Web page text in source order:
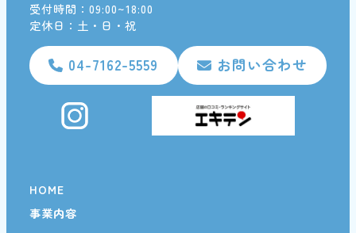
受付時間：09:00~18:00
定休日：土・日・祝
04-7162-5559 お問い合わせ
HOME
事業内容